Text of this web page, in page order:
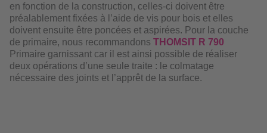
en fonction de la construction, celles-ci doivent être
préalablement fixées à l’aide de vis pour bois et elles
doivent ensuite être poncées et aspirées. Pour la couche
de primaire, nous recommandons THOMSIT R 790
Primaire garnissant car il est ainsi possible de réaliser
deux opérations d’une seule traite : le colmatage
nécessaire des joints et l’apprêt de la surface.